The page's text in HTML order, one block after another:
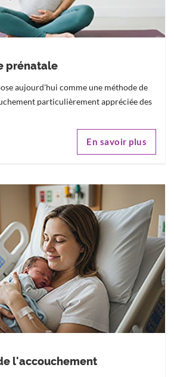
prénatale
aujourd'hui comme une méthode de
particulièrement appréciée des
En savoir plus
l'accouchement